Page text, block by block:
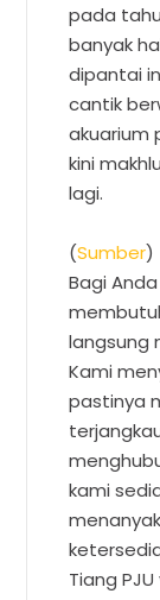
pada
banyak
dipantai
cantik
akuarium
kini
lagi.
(Sumber)
Bagi
langsung
Kami
pastinya
kami
Tiang